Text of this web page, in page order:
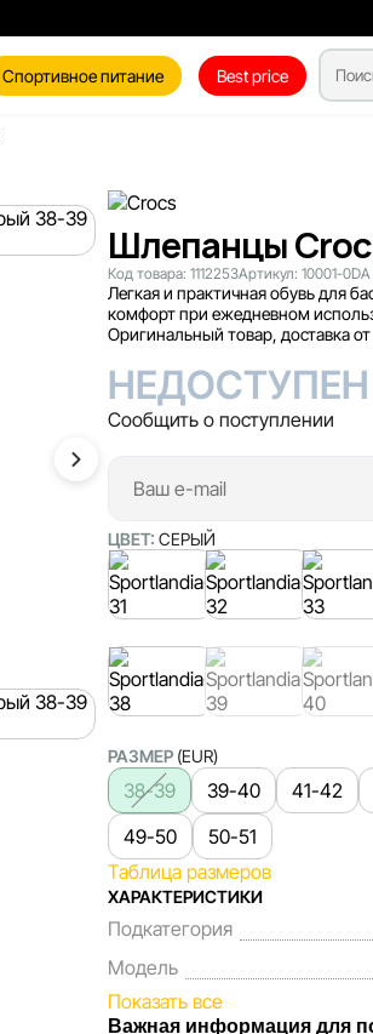
Спортивное питание Best price
Шлепанцы
Код товара: 1112253Артикул: 10001-0DA
Легкая и практичная обувь для
комфорт при ежедневном
Оригинальный товар, доставка от
НЕДОСТУПЕН
Сообщить о поступлении
ЦВЕТ: СЕРЫЙ
РАЗМЕР (EUR)
38-39 39-40 41-42
49-50
50-51
Таблица размеров
ХАРАКТЕРИСТИКИ
Подкатегория
Модель
Показать все
Важная информация для